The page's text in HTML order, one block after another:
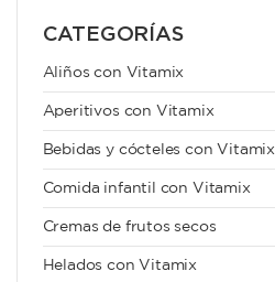
CATEGORÍAS
Aliños con Vitamix
Aperitivos con Vitamix
Bebidas y cócteles con Vitamix
Comida infantil con Vitamix
Cremas de frutos secos
Helados con Vitamix